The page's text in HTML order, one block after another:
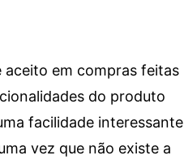
aceito em compras feitas
do produto
facilidade interessante
vez que não existe a